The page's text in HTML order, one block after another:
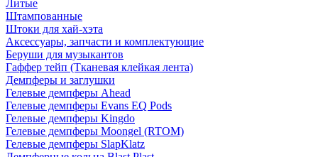
Литые
Штампованные
Штоки для хай-хэта
Аксессуары, запчасти и комплектующие
Беруши для музыкантов
Гаффер тейп (Тканевая клейкая лента)
Демпферы и заглушки
Гелевые демпферы Ahead
Гелевые демпферы Evans EQ Pods
Гелевые демпферы Kingdo
Гелевые демпферы Moongel (RTOM)
Гелевые демпферы SlapKlatz